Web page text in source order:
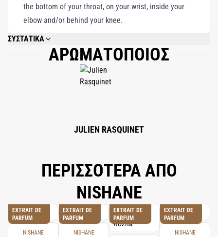
the bottom of your throat, on your wrist, inside your
elbow and/or behind your knee.
ΣΥΣΤΑΤΙΚΑ
ALCOHOL DENAT, PARFUM (FRAGRANCE), LIMONENE, LINALOOL, CITRAL,
GERANIOL, CITRONELLOL, FARNESOL, ISOEUGENOL.ALCOHOL DENAT,
PARFUM (FRAGRANCE), LIMONENE, LINALOOL, CITRAL, GERANIOL,
CITRONELLOL, FARNESOL, ISOEUGENOL.
ΑΡΩΜΑΤΟΠΟΙΟΣ
JULIEN RASQUINET
ΠΕΡΙΣΣΟΤΕΡΑ ΑΠΟ
NISHANE
EXTRAIT DE
PARFUM
NISHANE
EXTRAIT DE
PARFUM
NISHANE
EXTRAIT DE
PARFUM
EXTRAIT DE
PARFUM
NISHANE